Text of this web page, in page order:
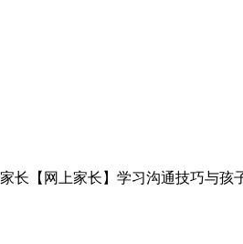
长【网上家长】学习沟通技巧与